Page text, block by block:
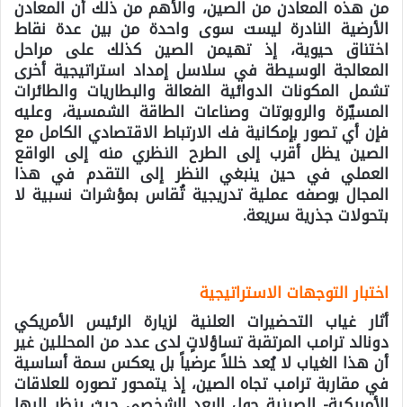
من هذه المعادن من الصين، والأهم من ذلك أن المعادن
الأرضية النادرة ليست سوى واحدة من بين عدة نقاط
اختناق حيوية، إذ تهيمن الصين كذلك على مراحل
المعالجة الوسيطة في سلاسل إمداد استراتيجية أخرى
تشمل المكونات الدوائية الفعالة والبطاريات والطائرات
المسيّرة والروبوتات وصناعات الطاقة الشمسية، وعليه
فإن أي تصور بإمكانية فك الارتباط الاقتصادي الكامل مع
الصين يظل أقرب إلى الطرح النظري منه إلى الواقع
العملي في حين ينبغي النظر إلى التقدم في هذا
المجال بوصفه عملية تدريجية تُقاس بمؤشرات نسبية لا
بتحولات جذرية سريعة.
اختبار التوجهات الاستراتيجية
أثار غياب التحضيرات العلنية لزيارة الرئيس الأمريكي
دونالد ترامب المرتقبة تساؤلاتٍ لدى عدد من المحللين غير
أن هذا الغياب لا يُعد خللاً عرضياً بل يعكس سمة أساسية
في مقاربة ترامب تجاه الصين، إذ يتمحور تصوره للعلاقات